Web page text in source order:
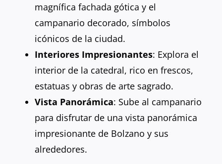
magnífica fachada gótica y el
campanario decorado, símbolos
icónicos de la ciudad.
Interiores Impresionantes: Explora el
interior de la catedral, rico en frescos,
estatuas y obras de arte sagrado.
Vista Panorámica: Sube al campanario
para disfrutar de una vista panorámica
impresionante de Bolzano y sus
alrededores.